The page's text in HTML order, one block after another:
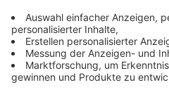
Feiertage: Das Angebot der
Apotheken
Leverkusener Wirt kocht für
VRS-Ticketpreise steigen